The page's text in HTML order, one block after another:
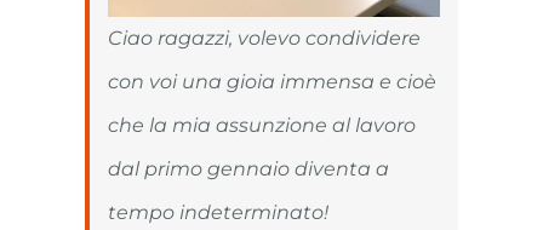
Ciao ragazzi, volevo condividere
con voi una gioia immensa e cioè
che la mia assunzione al lavoro
dal primo gennaio diventa a
tempo indeterminato!